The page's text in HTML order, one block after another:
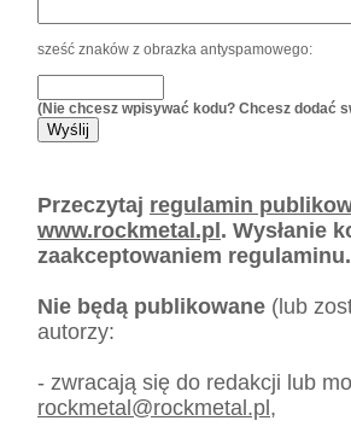
sześć znaków z obrazka antyspamowego:
(Nie chcesz wpisywać kodu? Chcesz dodać
Przeczytaj regulamin
www.rockmetal.pl. Wysłanie
zaakceptowaniem regulaminu.
Nie będą publikowane (lub
autorzy:
- zwracają się do redakcji lub
rockmetal@rockmetal.pl,